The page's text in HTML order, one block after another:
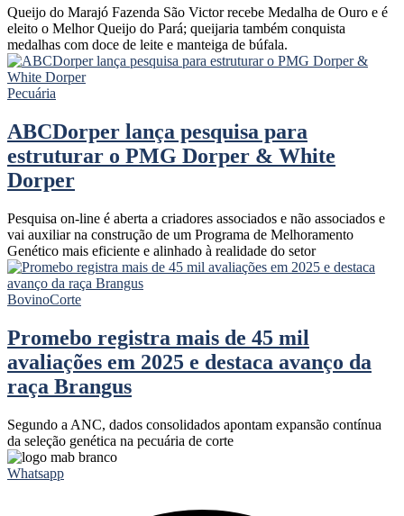
Queijo do Marajó Fazenda São Victor recebe Medalha de Ouro e é
eleito o Melhor Queijo do Pará; queijaria também conquista
medalhas com doce de leite e manteiga de búfala.
Pecuária
ABCDorper lança pesquisa para
estruturar o PMG Dorper & White
Dorper
Pesquisa on-line é aberta a criadores associados e não associados e
vai auxiliar na construção de um Programa de Melhoramento
Genético mais eficiente e alinhado à realidade do setor
BovinoCorte
Promebo registra mais de 45 mil
avaliações em 2025 e destaca avanço da
raça Brangus
Segundo a ANC, dados consolidados apontam expansão contínua
da seleção genética na pecuária de corte
Whatsapp